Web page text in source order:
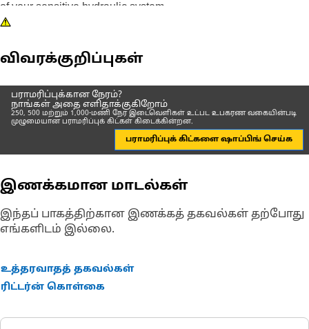
of your sensitive hydraulic system.
விவரக்குறிப்புகள்
பராமரிப்புக்கான நேரம்?
நாங்கள் அதை எளிதாக்குகிறோம்
250, 500 மற்றும் 1,000-மணி நேர இடைவெளிகள் உட்பட உபகரண வகையின்படி
முழுமையான பராமரிப்புக் கிட்கள் கிடைக்கின்றன.
பராமரிப்புக் கிட்களை ஷாப்பிங் செய்க
இணக்கமான மாடல்கள்
இந்தப் பாகத்திற்கான இணக்கத் தகவல்கள் தற்போது
எங்களிடம் இல்லை.
உத்தரவாதத் தகவல்கள்
ரிட்டர்ன் கொள்கை